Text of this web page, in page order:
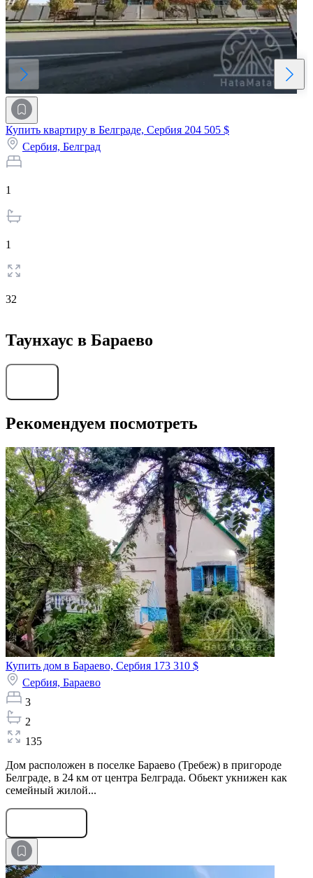
Купить квартиру в Белграде, Сербия 204 505 $
Сербия, Белград
1
1
32
Таунхаус в Бараево
Рекомендуем посмотреть
Купить дом в Бараево, Сербия 173 310 $
Сербия, Бараево
3
2
135
Дом расположен в поселке Бараево (Требеж) в пригороде
Белграде, в 24 км от центра Белграда. Обьект укнижен как
семейный жилой...